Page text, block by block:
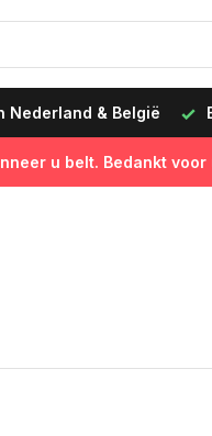
Nederland & België
u belt. Bedankt voor